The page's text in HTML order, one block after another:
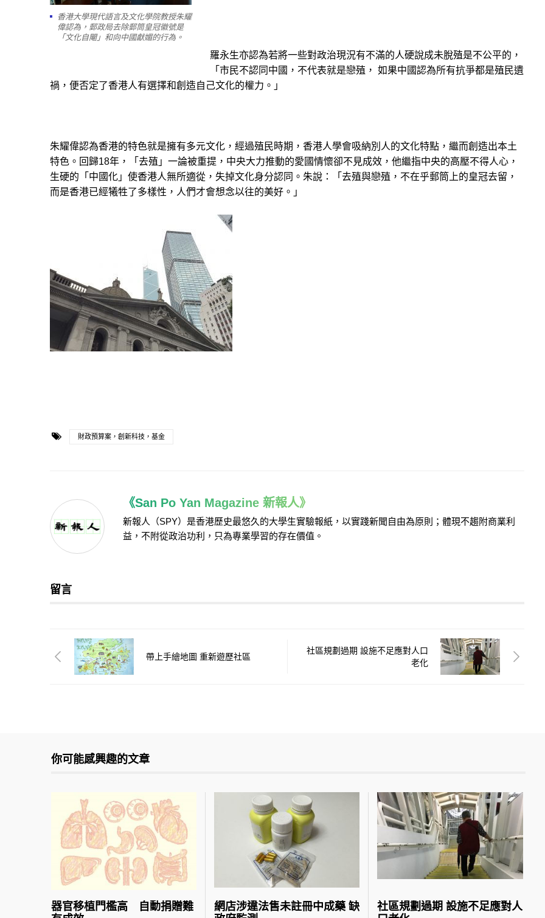
香港大學現代語言及文化學院教授朱耀
偉認為，郵政局去除郵筒皇冠徽號是
「文化自閹」和向中國獻媚的行為。
羅永生亦認為若將一些對政治現況有不滿的人硬說成未脫殖是不公平的，
「市民不認同中國，不代表就是戀殖， 如果中國認為所有抗爭都是殖民遺
禍，便否定了香港人有選擇和創造自己文化的權力。」
朱耀偉認為香港的特色就是擁有多元文化，經過殖民時期，香港人學會吸納別人的文化特點，繼而創造出本土
特色。回歸18年，「去殖」一論被重提，中央大力推動的愛國情懷卻不見成效，他繼指中央的高壓不得人心，
生硬的「中國化」使香港人無所適從，失掉文化身分認同。朱說：「去殖與戀殖，不在乎郵筒上的皇冠去留，
而是香港已經犧牲了多樣性，人們才會想念以往的美好。」
財政預算案，創新科技，基金
《San Po Yan Magazine 新報人》
新報人（SPY）是香港歷史最悠久的大學生實驗報紙，以實踐新聞自由為原則；體現不趨附商業利
益，不附從政治功利，只為專業學習的存在價值。
留言
帶上手繪地圖 重新遊歷社區
社區規劃過期 設施不足應對人口
老化
你可能感興趣的文章
器官移植門檻高 自動捐贈難
網店涉違法售未註冊中成藥 缺
社區規劃過期 設施不足應對人